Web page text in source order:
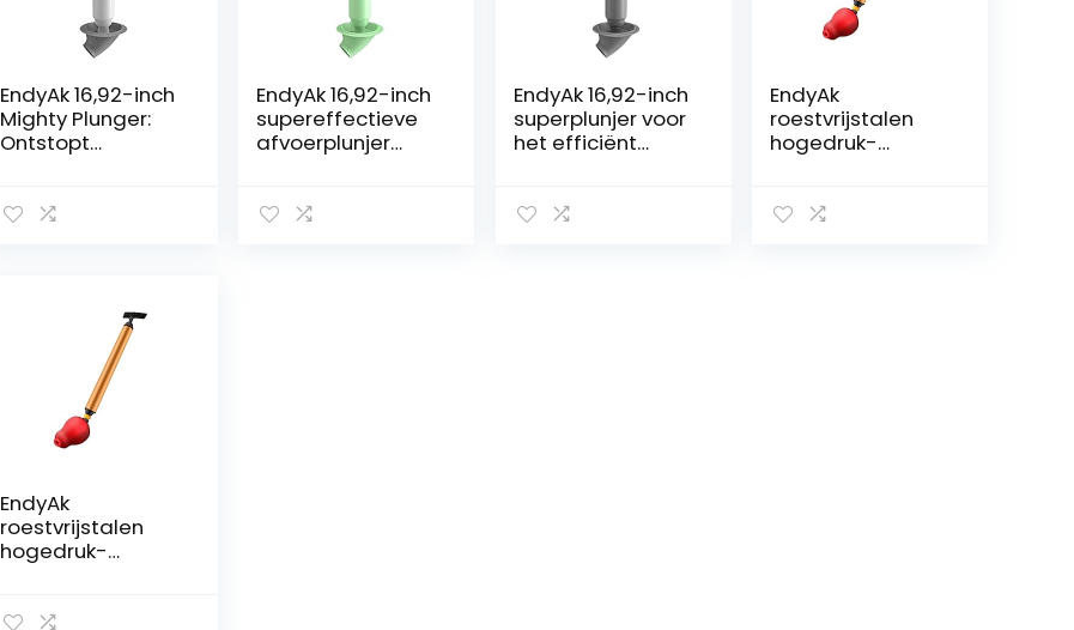
EndyAk 16,92-inch
Mighty Plunger:
Ontstopt
voor badkamers
EndyAk 16,92-inch
supereffectieve
afvoerplunjer
toiletten,
EndyAk 16,92-inch
superplunjer voor
het efficiënt
badkamers en
EndyAk
roestvrijstalen
hogedruk-
ontstopper voor
EndyAk
roestvrijstalen
hogedruk-
ontstopper voor